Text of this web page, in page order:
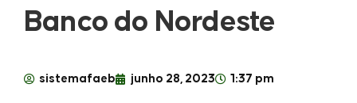
Banco do Nordeste
sistemafaeb junho 28, 2023 1:37 pm